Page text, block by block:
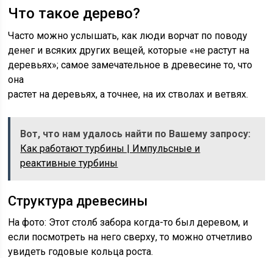
Что такое дерево?
Часто можно услышать, как люди ворчат по поводу
денег и всяких других вещей, которые «не растут на
деревьях»; самое замечательное в древесине то, что
она
растет на деревьях, а точнее, на их стволах и ветвях.
Вот, что нам удалось найти по Вашему запросу:
Как работают турбины | Импульсные и
реактивные турбины
Структура древесины
На фото: Этот столб забора когда-то был деревом, и
если посмотреть на него сверху, то можно отчетливо
увидеть годовые кольца роста.